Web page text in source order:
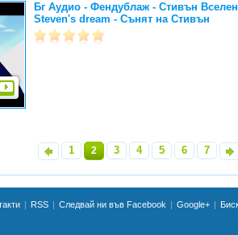
Бг Аудио - Фендублаж - Стивън
Steven's dream - Сънят на Стивън
1 2 3 4 5 6 7»
RSS Следвай ни във Facebook Google+